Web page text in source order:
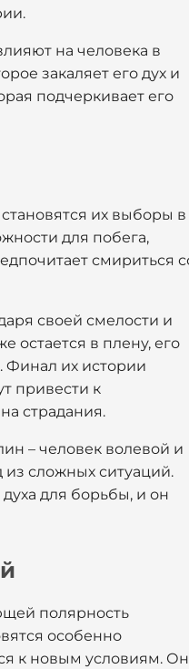
на человека в
закаляет его дух и
подчеркивает его
их выборы в
для побега,
смириться
своей смелости и
остается в плену, его
их истории
привести к
страдания.
– человек волевой и
сложных ситуаций.
для борьбы, и он
полярность
особенно
к новым условиям. Он